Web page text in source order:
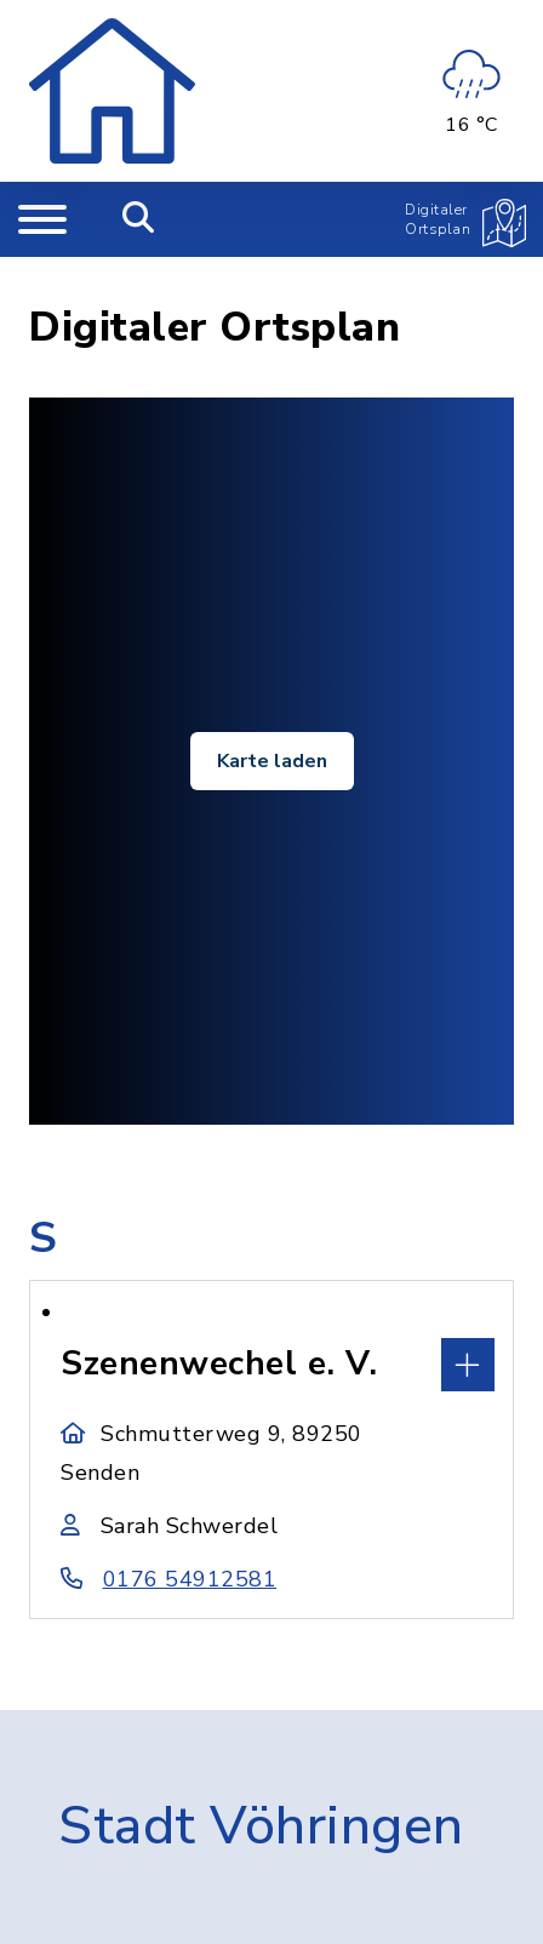
16 °C
Digitaler
Ortsplan
Digitaler Ortsplan
Karte laden
S
Szenenwechel e. V.
Schmutterweg 9, 89250
Senden
Sarah Schwerdel
0176 54912581
Stadt Vöhringen